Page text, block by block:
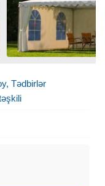
Tədbirlər